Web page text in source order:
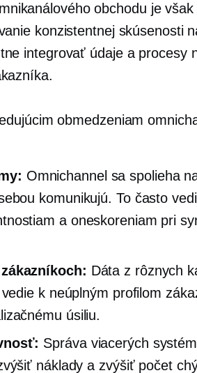
obchodu je
konzistentnej skúsenosti
integrovať údaje a procesy
obmedzeniam
Omnichannel sa spolieha
komunikujú. To často
a oneskoreniam pri
Dáta z rôznych
k neúplným profilom
úsiliu.
Správa viacerých
náklady a zvýšiť počet